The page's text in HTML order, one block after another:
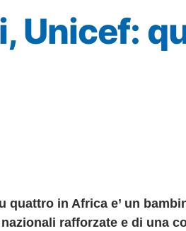
Unicef:
quattro in Africa e’ un
rafforzate e di una